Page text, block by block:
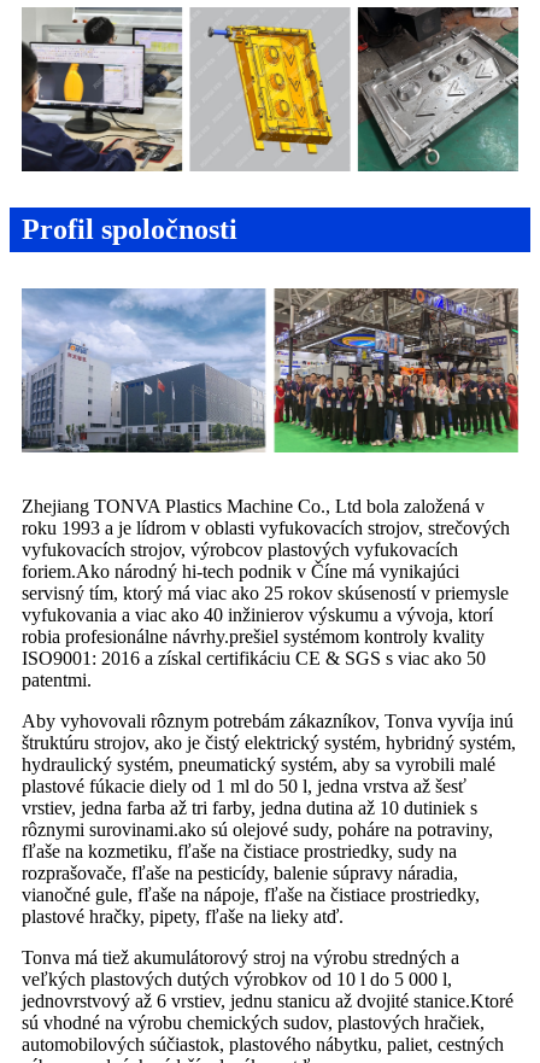
Profil spoločnosti
Zhejiang TONVA Plastics Machine Co., Ltd bola založená v
roku 1993 a je lídrom v oblasti vyfukovacích strojov, strečových
vyfukovacích strojov, výrobcov plastových vyfukovacích
foriem.Ako národný hi-tech podnik v Číne má vynikajúci
servisný tím, ktorý má viac ako 25 rokov skúseností v priemysle
vyfukovania a viac ako 40 inžinierov výskumu a vývoja, ktorí
robia profesionálne návrhy.prešiel systémom kontroly kvality
ISO9001: 2016 a získal certifikáciu CE & SGS s viac ako 50
patentmi.
Aby vyhovovali rôznym potrebám zákazníkov, Tonva vyvíja inú
štruktúru strojov, ako je čistý elektrický systém, hybridný systém,
hydraulický systém, pneumatický systém, aby sa vyrobili malé
plastové fúkacie diely od 1 ml do 50 l, jedna vrstva až šesť
vrstiev, jedna farba až tri farby, jedna dutina až 10 dutiniek s
rôznymi surovinami.ako sú olejové sudy, poháre na potraviny,
fľaše na kozmetiku, fľaše na čistiace prostriedky, sudy na
rozprašovače, fľaše na pesticídy, balenie súpravy náradia,
vianočné gule, fľaše na nápoje, fľaše na čistiace prostriedky,
plastové hračky, pipety, fľaše na lieky atď.
Tonva má tiež akumulátorový stroj na výrobu stredných a
veľkých plastových dutých výrobkov od 10 l do 5 000 l,
jednovrstvový až 6 vrstiev, jednu stanicu až dvojité stanice.Ktoré
sú vhodné na výrobu chemických sudov, plastových hračiek,
automobilových súčiastok, plastového nábytku, paliet, cestných